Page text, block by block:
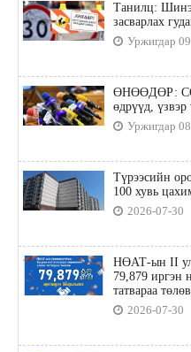
Танилц:
засварлах
Уржигдар
ӨНӨӨДӨР:
өдрүүд, үзвэр
Уржигдар
Түрээсийн
100 хувь
2026-07-30
НӨАТ-ын II
79,879
татвараа төлөв
2026-07-30